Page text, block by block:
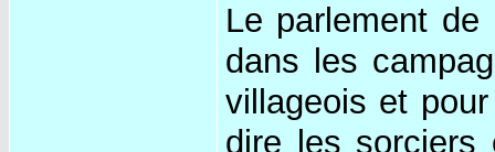
Le parlement
dans les
villageois et
dire les sorciers